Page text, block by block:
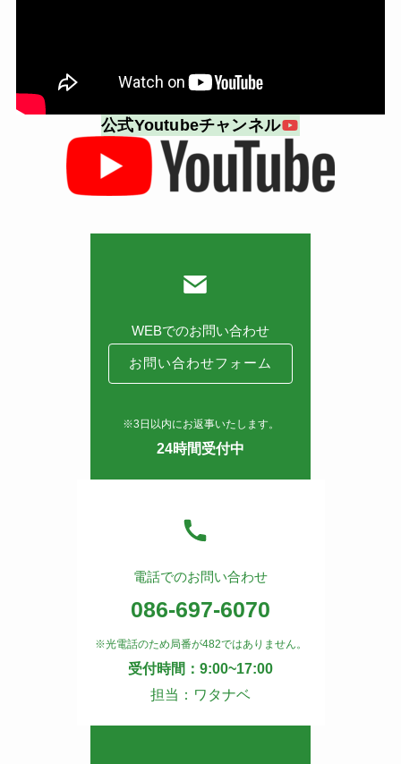
公式Youtubeチャンネル
WEBでのお問い合わせ
お問い合わせフォーム
※3日以内にお返事いたします。
24時間受付中
電話でのお問い合わせ
086-697-6070
※光電話のため局番が482ではありません。
受付時間：9:00~17:00
担当：ワタナベ